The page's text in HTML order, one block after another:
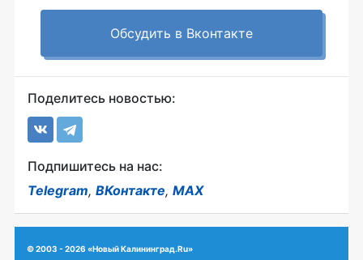
Обсудить в Вконтакте
Поделитесь новостью:
Подпишитесь на нас:
Telegram, ВКонтакте, MAX
© 2003 - 2026 «Новый Калининград.Ru»